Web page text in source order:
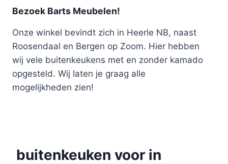
Bezoek Barts Meubelen!
Onze winkel bevindt zich in Heerle NB, naast
Roosendaal en Bergen op Zoom. Hier hebben
wij vele buitenkeukens met en zonder kamado
opgesteld. Wij laten je graag alle
mogelijkheden zien!
buitenkeuken voor in